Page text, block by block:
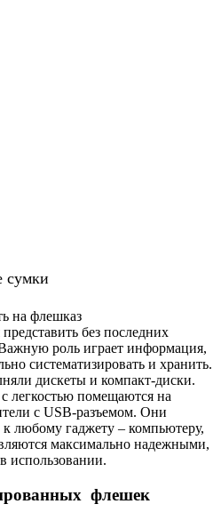
сумки
на флешказ
без последних
роль играет информация,
систематизировать и хранить.
дискеты и компакт-диски.
легкостью помещаются на
с USB-разъемом. Они
любому гаджету – компьютеру,
максимально надежными,
использовании.
флешек